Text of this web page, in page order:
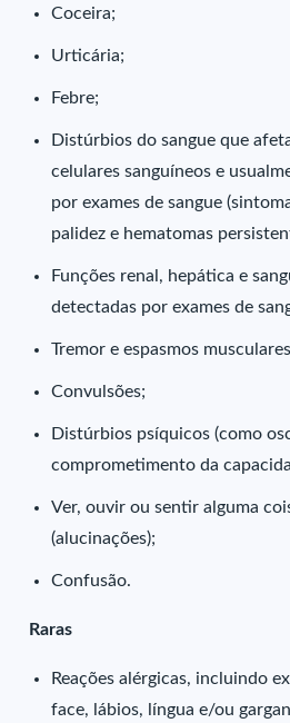
Coceira;
Urticária;
Febre;
Distúrbios do sangue que
celulares sanguíneos e
por exames de sangue
palidez e hematomas
Funções renal, hepática e
detectadas por exames de
Tremor e espasmos
Convulsões;
Distúrbios psíquicos (como
comprometimento da
Ver, ouvir ou sentir alguma
(alucinações);
Confusão.
Raras
Reações alérgicas, incluindo
face, lábios, língua e/ou